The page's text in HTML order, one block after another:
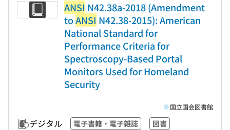
ANSI N42.38a-2018 (Amendment
toANSI N42.38-2015): American
National Standard for
Performance Criteria for
Spectroscopy-Based Portal
Monitors Used for Homeland
Security
デジタル 電子書籍・電子雑誌 図書
国立国会図書館